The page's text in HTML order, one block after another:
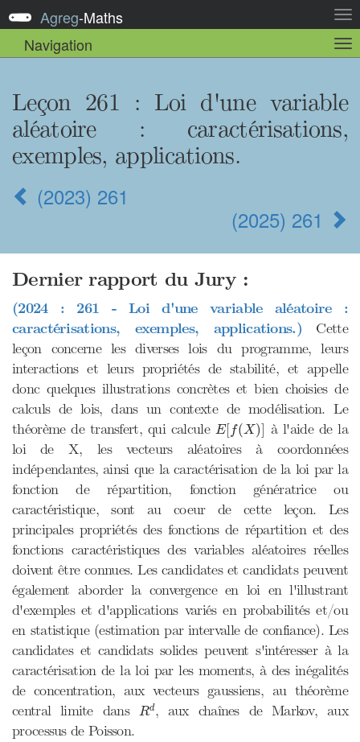
la
Agreg-Maths
Navigation
la
Leçon 261 : Loi d'une variable
aléatoire : caractérisations,
exemples, applications.
(2023) 261
(2025) 261
Dernier rapport du Jury :
(2024 : 261 - Loi d'une variable aléatoire :
caractérisations, exemples, applications.) Cette
leçon concerne les diverses lois du programme, leurs
interactions et leurs propriétés de stabilité, et appelle
donc quelques illustrations concrètes et bien choisies de
calculs de lois, dans un contexte de modélisation. Le
théorème de transfert, qui calcule E[f(X)]
E[f (X)]
à l'aide de la
loi de X, les vecteurs aléatoires à coordonnées
indépendantes, ainsi que la caractérisation de la loi par la
fonction de répartition, fonction génératrice ou
caractéristique, sont au coeur de cette leçon. Les
principales propriétés des fonctions de répartition et des
fonctions caractéristiques des variables aléatoires réelles
doivent être connues. Les candidates et candidats peuvent
également aborder la convergence en loi en l'illustrant
d'exemples et d'applications variés en probabilités et/ou
en statistique (estimation par intervalle de confiance). Les
candidates et candidats solides peuvent s'intéresser à la
caractérisation de la loi par les moments, à des inégalités
de concentration, aux vecteurs gaussiens, au théorème
central limite dans
Rd
Rd, aux chaînes de Markov, aux
processus de Poisson.